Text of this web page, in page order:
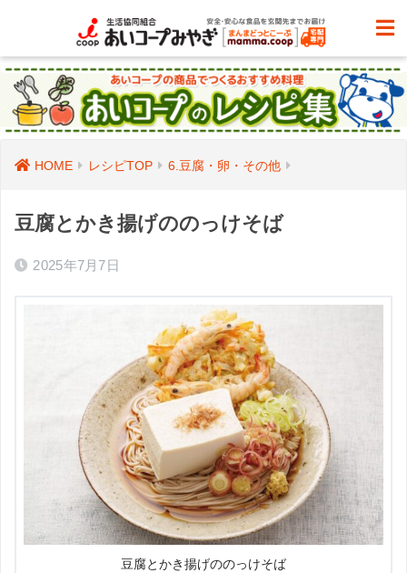
HOME レシピTOP 6.豆腐・卵・その他
豆腐とかき揚げののっけそば
2025年7月7日
豆腐とかき揚げののっけそば